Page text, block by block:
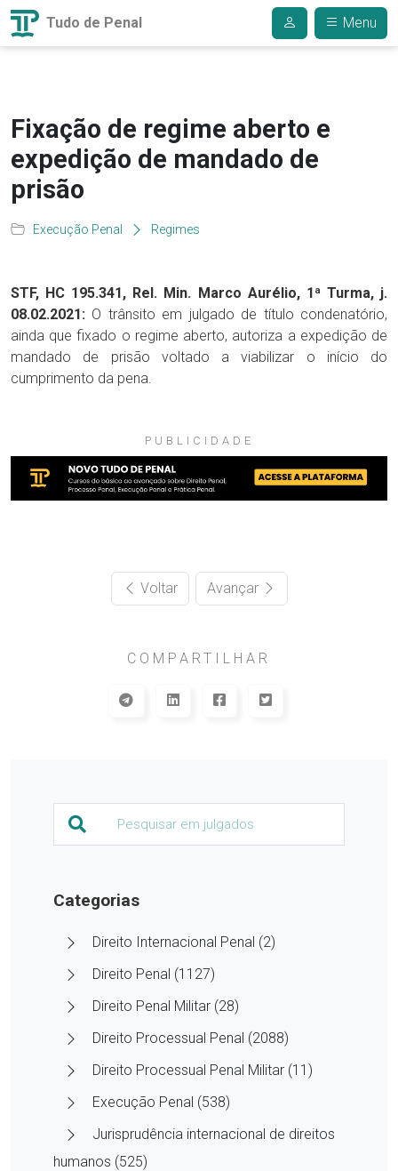
Tudo de Penal Menu
Fixação de regime aberto e
expedição de mandado de
prisão
Execução Penal Regimes
STF, HC 195.341, Rel. Min. Marco Aurélio, 1ª Turma, j.
08.02.2021: O trânsito em julgado de título condenatório,
ainda que fixado o regime aberto, autoriza a expedição de
mandado de prisão voltado a viabilizar o início do
cumprimento da pena.
PUBLICIDADE
Voltar Avançar
COMPARTILHAR
Categorias
Direito Internacional Penal (2)
Direito Penal (1127)
Direito Penal Militar (28)
Direito Processual Penal (2088)
Direito Processual Penal Militar (11)
Execução Penal (538)
Jurisprudência internacional de direitos
humanos (525)